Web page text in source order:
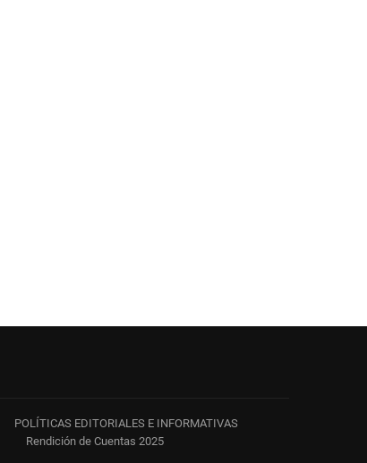
POLÍTICAS EDITORIALES E INFORMATIVAS
Rendición de Cuentas 2025